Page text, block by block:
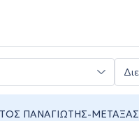
ΠΑΝΑΓΙΩΤΗΣ-ΜΕΤΑΞΑΣ